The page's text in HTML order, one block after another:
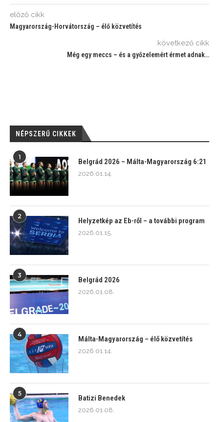
előző cikk
Magyarország-Horvátország – élő közvetítés
következő cikk
Még egy meccs – és a győzelemért érmet adnak…
NÉPSZERŰ CIKKEK
1
Belgrád 2026 – Málta-Magyarország 6:21
2026.01.14.
2
Helyzetkép az Eb-ről – a további program
2026.01.15.
3
Belgrád 2026
2026.01.08.
4
Málta-Magyarország – élő közvetítés
2026.01.14.
5
Batizi Benedek
2026.01.08.